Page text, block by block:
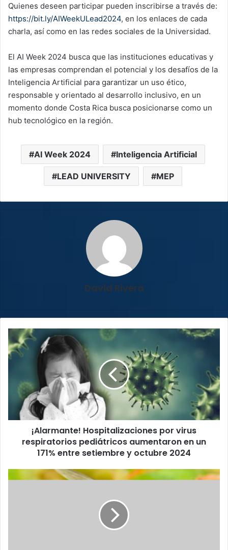
Quienes deseen participar pueden inscribirse a través de:
https://bit.ly/AIWeekULead2024, en los enlaces de cada
charla, así como en las redes sociales de la Universidad.
El AI Week 2024 busca que las instituciones educativas y
las empresas comprendan el potencial y los desafíos de la
Inteligencia Artificial para garantizar un uso ético,
responsable y orientado al desarrollo inclusivo, en un
momento donde Costa Rica busca posicionarse como un
hub tecnológico en la región.
AI Week 2024 Inteligencia Artificial
LEAD UNIVERSITY MEP
David Rivera
¡Alarmante!
Hospitalizaciones
por
respiratorios
pediátricos
aumentaron
un
entre
setiembre
octubre
2024
¡Alarmante! Hospitalizaciones por virus
respiratorios pediátricos aumentaron en un
171% entre setiembre y octubre 2024
Costa